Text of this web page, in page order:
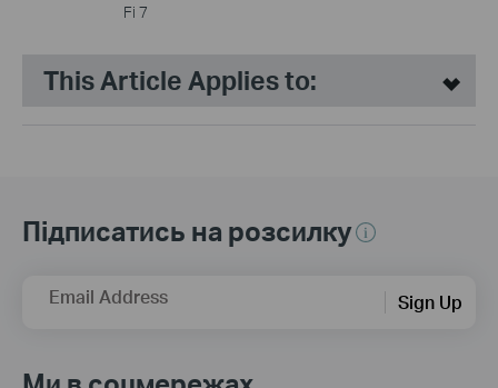
Fi 7
This Article Applies to:
Підписатись на розсилку
Email Address Sign Up